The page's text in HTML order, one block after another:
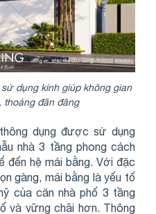
dụng kính giúp không gian
thoáng đãn đãng
dụng được sử dụng
nhà 3 tầng phong cách
đến hệ mái bằng. Với đặc
gàng, mái bằng là yếu tố
của căn nhà phố 3 tầng
và vững chãi hơn. Thông